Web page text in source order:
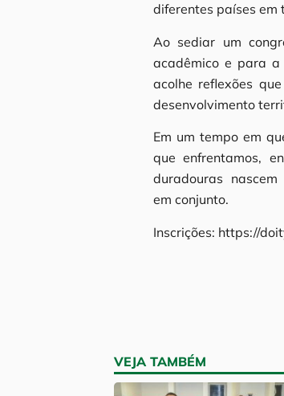
diferentes países em
Ao sediar um
acadêmico e para a
acolhe reflexões
desenvolvimento
Em um tempo em
que enfrentamos,
duradouras
em conjunto.
Inscrições: https://
VEJA TAMBÉM